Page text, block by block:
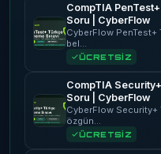
CompTIA
Soru | CyberFlow
CyberFlow PenTest+
bel…
ÜCRETSİZ
CompTIA
Soru | CyberFlow
CyberFlow Security+
özgün…
ÜCRETSİZ